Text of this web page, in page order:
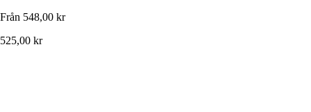
Från 548,00 kr
525,00 kr